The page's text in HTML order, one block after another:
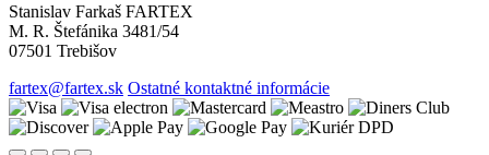
Stanislav Farkaš FARTEX
M. R. Štefánika 3481/54
07501 Trebišov
fartex@fartex.sk Ostatné kontaktné informácie